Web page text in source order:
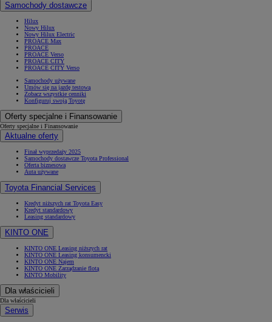
Samochody dostawcze
Hilux
Nowy Hilux
Nowy Hilux Electric
PROACE Max
PROACE
PROACE Verso
PROACE CITY
PROACE CITY Verso
Samochody używane
Umów się na jazdę testową
Zobacz wszystkie cenniki
Konfiguruj swoją Toyotę
Oferty specjalne i Finansowanie
Oferty specjalne i Finansowanie
Aktualne oferty
Finał wyprzedaży 2025
Samochody dostawcze Toyota Professional
Oferta biznesowa
Auta używane
Toyota Financial Services
Kredyt niższych rat Toyota Easy
Kredyt standardowy
Leasing standardowy
KINTO ONE
KINTO ONE Leasing niższych rat
KINTO ONE Leasing konsumencki
KINTO ONE Najem
KINTO ONE Zarządzanie flotą
KINTO Mobility
Dla właścicieli
Dla właścicieli
Serwis